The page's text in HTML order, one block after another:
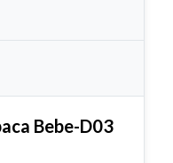
Bebe-D03